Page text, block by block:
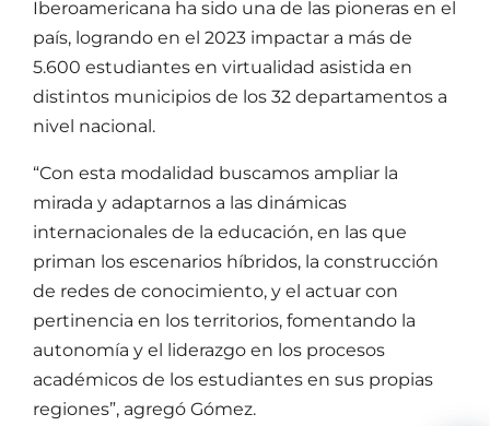
Iberoamericana ha sido una de las pioneras en el
país, logrando en el 2023 impactar a más de
5.600 estudiantes en virtualidad asistida en
distintos municipios de los 32 departamentos a
nivel nacional.
“Con esta modalidad buscamos ampliar la
mirada y adaptarnos a las dinámicas
internacionales de la educación, en las que
priman los escenarios híbridos, la construcción
de redes de conocimiento, y el actuar con
pertinencia en los territorios, fomentando la
autonomía y el liderazgo en los procesos
académicos de los estudiantes en sus propias
regiones”, agregó Gómez.